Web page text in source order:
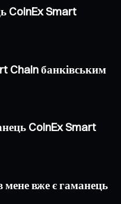
CoinEx Smart
Chain банківським
CoinEx Smart
вже є гаманець